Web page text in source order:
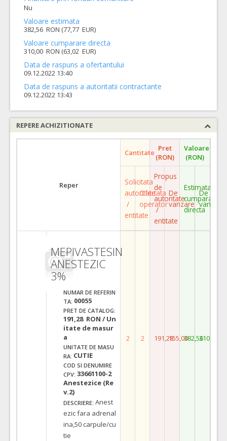
Nu
Valoare estimata
382,56 RON (77,77 EUR)
Valoare cumparare directa
310,00 RON (63,02 EUR)
Data de raspuns a ofertantului
09.12.2022 13:40
Data de raspuns a autoritatii contractante
09.12.2022 13:43
REPERE ACHIZITIONATE
Reper
Cantitate Pret
(RON)
Valoare
(RON)
Solicitata
autoritate
/
entitate
Ofertata
operator
Propus
de
autoritate
/
entitate
De
vanzare
Estimata
cumparare
directa
De
vanzare
MEPIVASTESIN
ANESTEZIC
3%
NUMAR DE REFERIN
TA: 00055
PRET DE CATALOG:
191,28 RON / Un
itate de masur
a
UNITATE DE MASU
RA: CUTIE
COD SI DENUMIRE
CPV: 33661100-2
Anestezice (Re
v.2)
DESCRIERE: Anest
ezic fara adrenal
ina,50 carpule/cu
tie
2 2 191,28155,00382,56310,00